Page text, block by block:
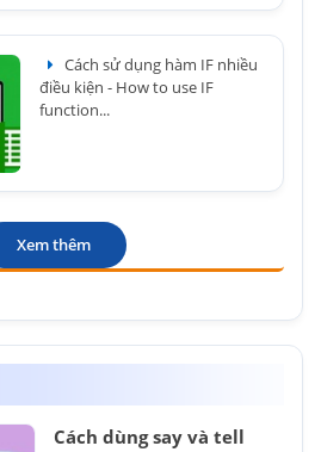
Cách sử dụng hàm IF nhiều
điều kiện - How to use IF
function...
Xem thêm
Cách dùng say và tell